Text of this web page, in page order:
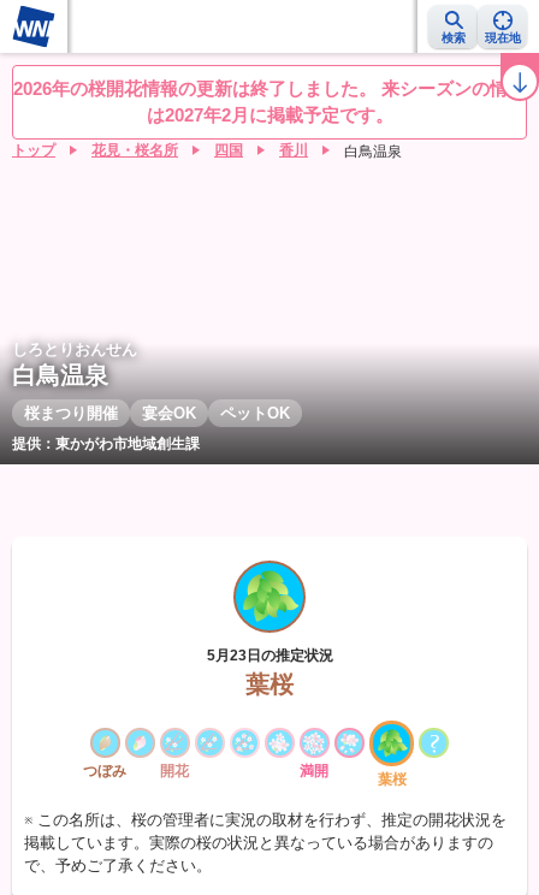
検索 現在地
桜レーダー 名所ランキング 桜開花予想NEWS お花見動画 目的別
2026年の桜開花情報の更新は終了しました。 来シーズンの情報
は2027年2月に掲載予定です。
トップ 花見・桜名所 四国 香川 白鳥温泉
しろとりおんせん
白鳥温泉
桜まつり開催 宴会OK ペットOK
提供：東かがわ市地域創生課
5月23日の推定状況
葉桜
つぼみ 開花 満開 葉桜
※ この名所は、桜の管理者に実況の取材を行わず、推定の開花状況を
掲載しています。実際の桜の状況と異なっている場合がありますの
で、予めご了承ください。